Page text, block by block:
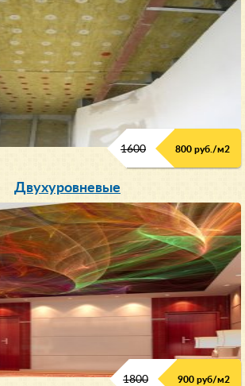
1600 800 руб./м2
Двухуровневые
1800 900 руб/м2